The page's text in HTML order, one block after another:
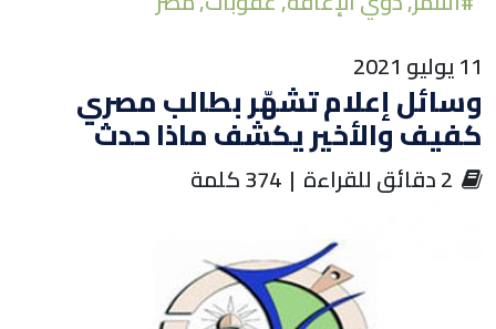
إن
11 يوليو 2021
وسائل إعلام تشهّر بطالب مصري
كفيف والأخير يكشف ماذا حدث
‏ 2 دقائق للقراءة | 374 كلمة